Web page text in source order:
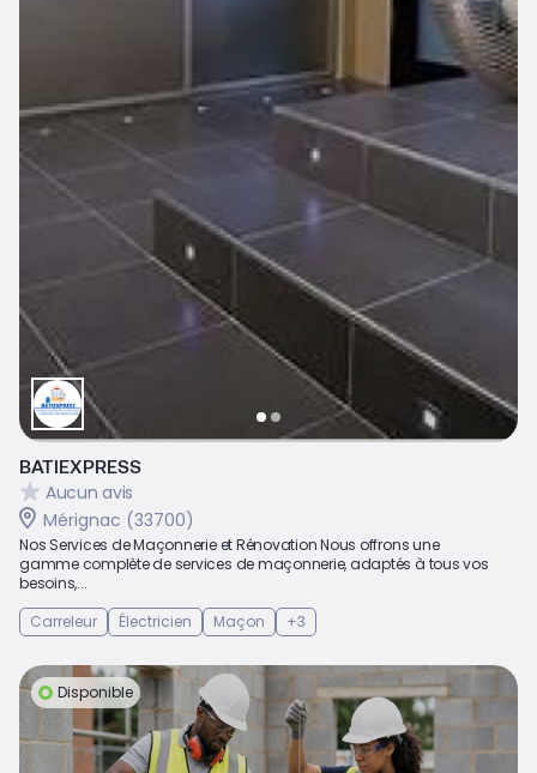
BATIEXPRESS
Aucun avis
Mérignac (33700)
Nos Services de Maçonnerie et Rénovation Nous offrons une
gamme complète de services de maçonnerie, adaptés à tous vos
besoins,...
Carreleur
Électricien Maçon +3
Disponible